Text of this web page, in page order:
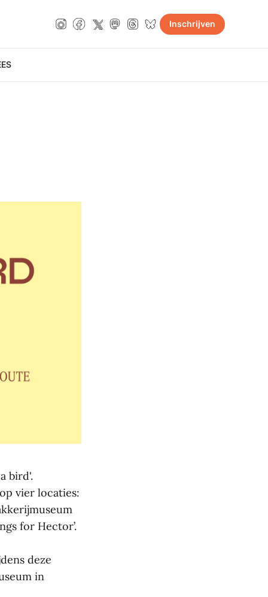
ES
Inschrijven
bird'.
vier locaties:
for Hector’.
deze
in